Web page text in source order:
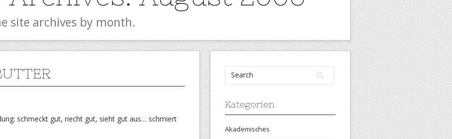
site archives by month.
schmeckt gut, riecht gut, sieht gut aus… schmiert
Kategorien
Akademisches